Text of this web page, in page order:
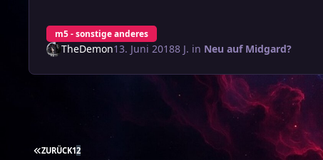
m5 - sonstige anderes
TheDemon13. Juni 20188 J. in Neu auf Midgard?
ERSTE SEITE
ZURÜCK12